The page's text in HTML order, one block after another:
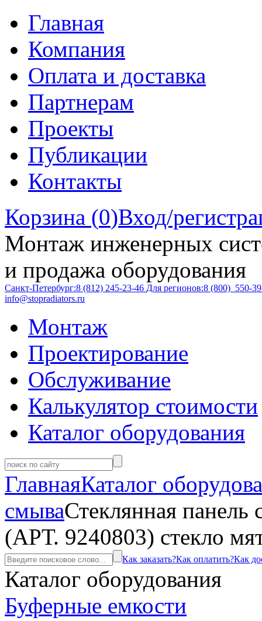
Главная
Компания
Оплата и доставка
Партнерам
Проекты
Публикации
Контакты
Корзина (0)Вход/
Монтаж инженерных
и продажа оборудования
Санкт-Петербург:8 (812) 245-23-46 Для регионов:8 (800) 550-
info@stopradiators.ru
Монтаж
Проектирование
Обслуживание
Калькулятор стоимости
Каталог оборудования
ГлавнаяКаталог
смываСтеклянная панель
(АРТ. 9240803) стекло
Как заказать?Как оплатить?Как
Каталог оборудования
Буферные емкости